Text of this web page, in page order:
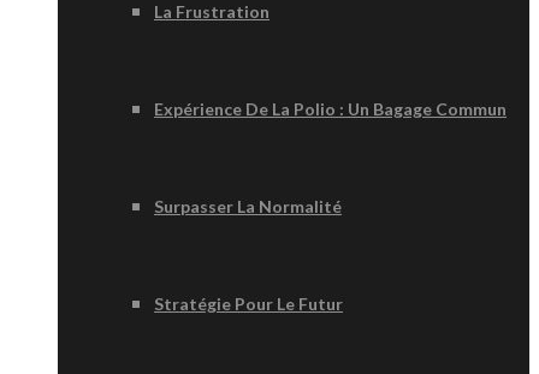
La Frustration
Expérience De La Polio : Un Bagage Commun
Surpasser La Normalité
Stratégie Pour Le Futur